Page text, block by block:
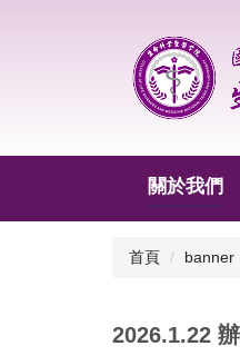
區
關於我們
首頁 banner
2026.1.22